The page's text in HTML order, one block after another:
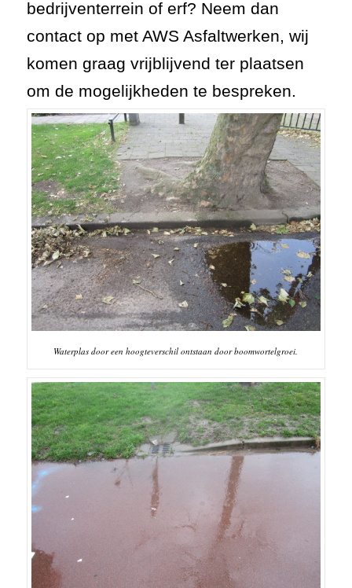
bedrijventerrein of erf? Neem dan
contact op met AWS Asfaltwerken, wij
komen graag vrijblijvend ter plaatsen
om de mogelijkheden te bespreken.
Waterplas door een hoogteverschil ontstaan door boomwortelgroei.